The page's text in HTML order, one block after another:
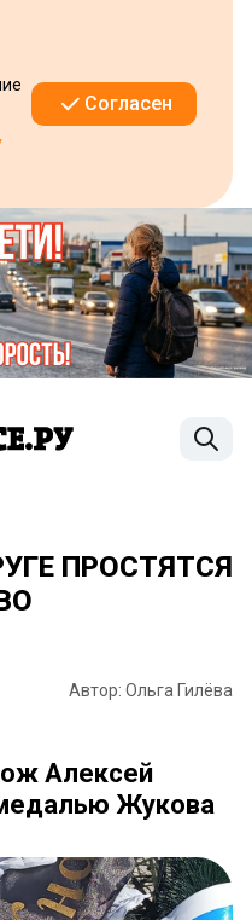
Согласен
ПРОСТЯТСЯ
Автор: Ольга Гилёва
Алексей
Жукова